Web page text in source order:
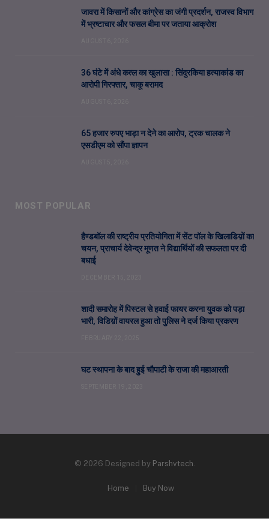
जावरा में किसानों और कांग्रेस का जंगी प्रदर्शन, राजस्व विभाग
में भ्रष्टाचार और फसल बीमा पर जताया आक्रोश
36 घंटे में अंधे कत्ल का खुलासा : सिंदुरकिया हत्याकांड का
आरोपी गिरफ्तार, चाकू बरामद
65 हजार रुपए भाड़ा न देने का आरोप, ट्रक चालक ने
एसडीएम को सौंपा ज्ञापन
MOST POPULAR
हैण्डबॉल की राष्ट्रीय प्रतियोगिता में सेंट पॉल के खिलाडिय़ों का
चयन, प्राचार्य देवेन्द्र मूणत ने विद्यार्थियों की सफलता पर दी
बधाई
शादी समारोह में पिस्टल से हवाई फायर करना युवक को पड़ा
भारी, विडिय़ों वायरल हुआ तो पुलिस ने दर्ज किया प्रकरण
घट स्थापना के बाद हुई चौपाटी के राजा की महाआरती
© 2026 Designed by Parshvtech.
Home Buy Now